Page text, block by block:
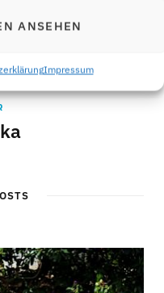
ANSEHEN
Impressum